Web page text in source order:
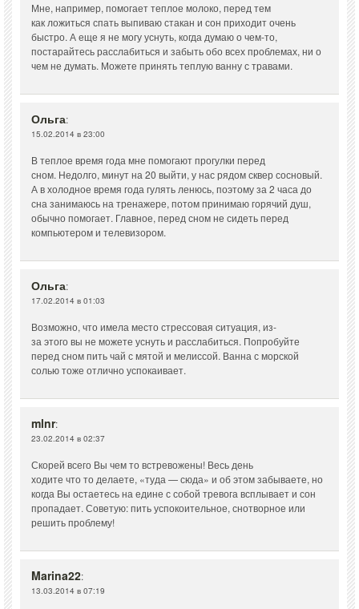
Мне, например, помогает теплое молоко, перед тем
как ложиться спать выпиваю стакан и сон приходит очень
быстро. А еще я не могу уснуть, когда думаю о чем-то,
постарайтесь расслабиться и забыть обо всех проблемах, ни о
чем не думать. Можете принять теплую ванну с травами.
Ольга:
15.02.2014 в 23:00
В теплое время года мне помогают прогулки перед
сном. Недолго, минут на 20 выйти, у нас рядом сквер сосновый.
А в холодное время года гулять ленюсь, поэтому за 2 часа до
сна занимаюсь на тренажере, потом принимаю горячий душ,
обычно помогает. Главное, перед сном не сидеть перед
компьютером и телевизором.
Ольга:
17.02.2014 в 01:03
Возможно, что имела место стрессовая ситуация, из-
за этого вы не можете уснуть и расслабиться. Попробуйте
перед сном пить чай с мятой и мелиссой. Ванна с морской
солью тоже отлично успокаивает.
mlnr:
23.02.2014 в 02:37
Скорей всего Вы чем то встревожены! Весь день
ходите что то делаете, «туда — сюда» и об этом забываете, но
когда Вы остаетесь на едине с собой тревога всплывает и сон
пропадает. Советую: пить успокоительное, снотворное или
решить проблему!
Marina22:
13.03.2014 в 07:19